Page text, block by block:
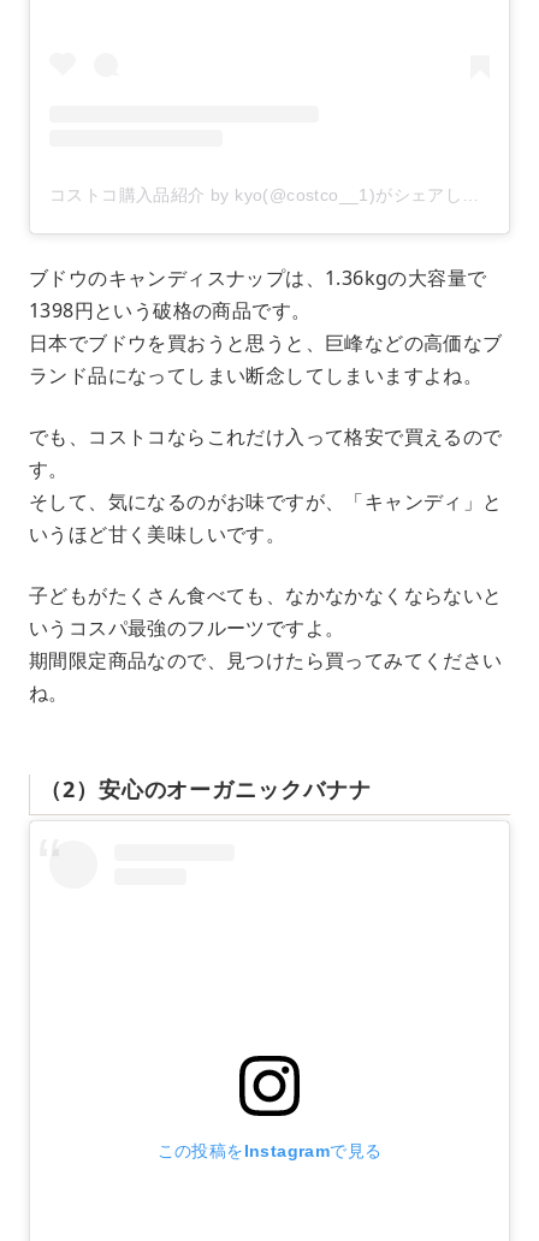
コストコ購入品紹介 by kyo(@costco__1)がシェアした投稿
ブドウのキャンディスナップは、1.36kgの大容量で
1398円という破格の商品です。
日本でブドウを買おうと思うと、巨峰などの高価なブ
ランド品になってしまい断念してしまいますよね。
でも、コストコならこれだけ入って格安で買えるので
す。
そして、気になるのがお味ですが、「キャンディ」と
いうほど甘く美味しいです。
子どもがたくさん食べても、なかなかなくならないと
いうコスパ最強のフルーツですよ。
期間限定商品なので、見つけたら買ってみてください
ね。
（2）安心のオーガニックバナナ
この投稿をInstagramで見る